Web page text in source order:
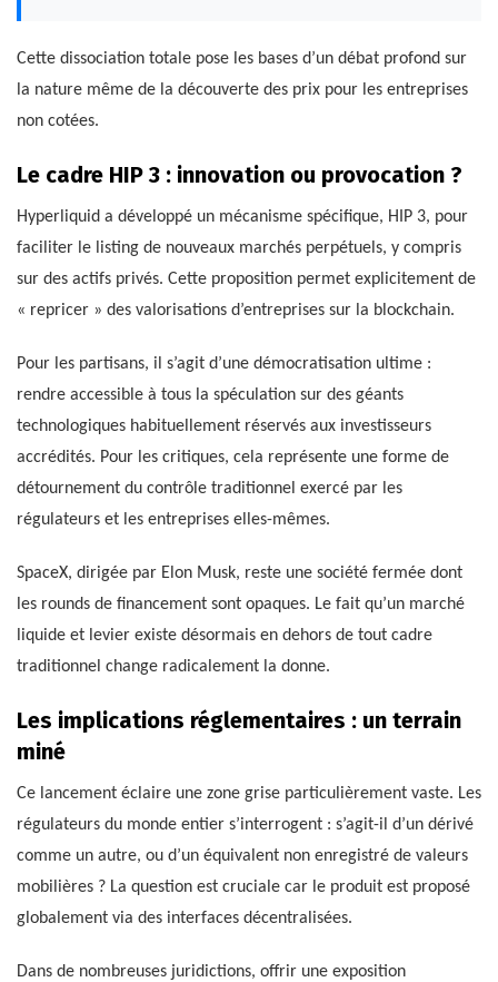
Cette dissociation totale pose les bases d’un débat profond sur
la nature même de la découverte des prix pour les entreprises
non cotées.
Le cadre HIP 3 : innovation ou provocation ?
Hyperliquid a développé un mécanisme spécifique, HIP 3, pour
faciliter le listing de nouveaux marchés perpétuels, y compris
sur des actifs privés. Cette proposition permet explicitement de
« repricer » des valorisations d’entreprises sur la blockchain.
Pour les partisans, il s’agit d’une démocratisation ultime :
rendre accessible à tous la spéculation sur des géants
technologiques habituellement réservés aux investisseurs
accrédités. Pour les critiques, cela représente une forme de
détournement du contrôle traditionnel exercé par les
régulateurs et les entreprises elles-mêmes.
SpaceX, dirigée par Elon Musk, reste une société fermée dont
les rounds de financement sont opaques. Le fait qu’un marché
liquide et levier existe désormais en dehors de tout cadre
traditionnel change radicalement la donne.
Les implications réglementaires : un terrain
miné
Ce lancement éclaire une zone grise particulièrement vaste. Les
régulateurs du monde entier s’interrogent : s’agit-il d’un dérivé
comme un autre, ou d’un équivalent non enregistré de valeurs
mobilières ? La question est cruciale car le produit est proposé
globalement via des interfaces décentralisées.
Dans de nombreuses juridictions, offrir une exposition